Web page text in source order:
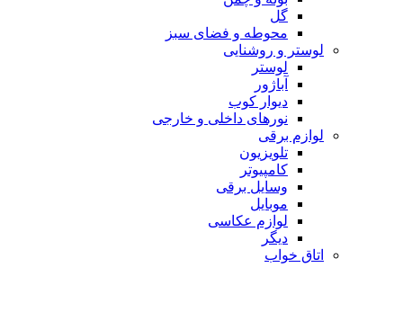
گل
محوطه و فضای سبز
لوستر و روشنایی
لوستر
آباژور
دیوار کوب
نورهای داخلی و خارجی
لوازم برقی
تلویزیون
کامپیوتر
وسایل برقی
موبایل
لوازم عکاسی
دیگر
اتاق خواب